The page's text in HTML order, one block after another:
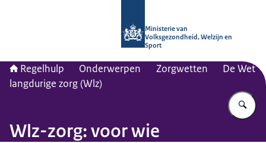
Ministerie van
Volksgezondheid, Welzijn en
Sport
Regelhulp Onderwerpen Zorgwetten
De Wet
langdurige zorg (Wlz)
Wlz-zorg: voor wie